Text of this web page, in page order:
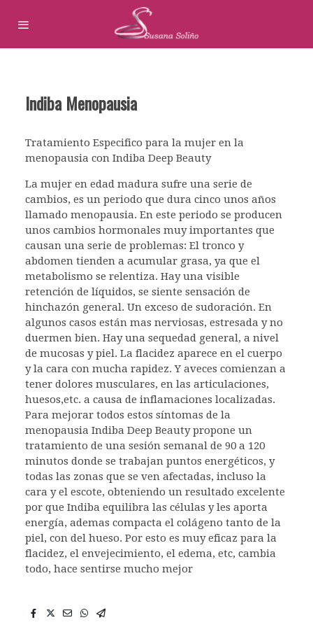
Indiba Menopausia
Tratamiento Especifico para la mujer en la
menopausia con Indiba Deep Beauty
La mujer en edad madura sufre una serie de
cambios, es un periodo que dura cinco unos años
llamado menopausia. En este periodo se producen
unos cambios hormonales muy importantes que
causan una serie de problemas: El tronco y
abdomen tienden a acumular grasa, ya que el
metabolismo se relentiza. Hay una visible
retención de líquidos, se siente sensación de
hinchazón general. Un exceso de sudoración. En
algunos casos están mas nerviosas, estresada y no
duermen bien. Hay una sequedad general, a nivel
de mucosas y piel. La flacidez aparece en el cuerpo
y la cara con mucha rapidez. Y aveces comienzan a
tener dolores musculares, en las articulaciones,
huesos,etc. a causa de inflamaciones localizadas.
Para mejorar todos estos síntomas de la
menopausia Indiba Deep Beauty propone un
tratamiento de una sesión semanal de 90 a 120
minutos donde se trabajan puntos energéticos, y
todas las zonas que se ven afectadas, incluso la
cara y el escote, obteniendo un resultado excelente
por que Indiba equilibra las células y les aporta
energía, ademas compacta el colágeno tanto de la
piel, con del hueso. Por esto es muy eficaz para la
flacidez, el envejecimiento, el edema, etc, cambia
todo, hace sentirse mucho mejor